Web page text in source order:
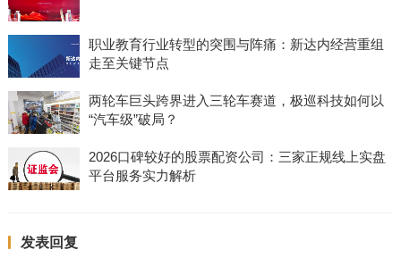
职业教育行业转型的突围与阵痛：新达内经营重组
走至关键节点
两轮车巨头跨界进入三轮车赛道，极巡科技如何以
“汽车级”破局？
2026口碑较好的股票配资公司：三家正规线上实盘
平台服务实力解析
发表回复